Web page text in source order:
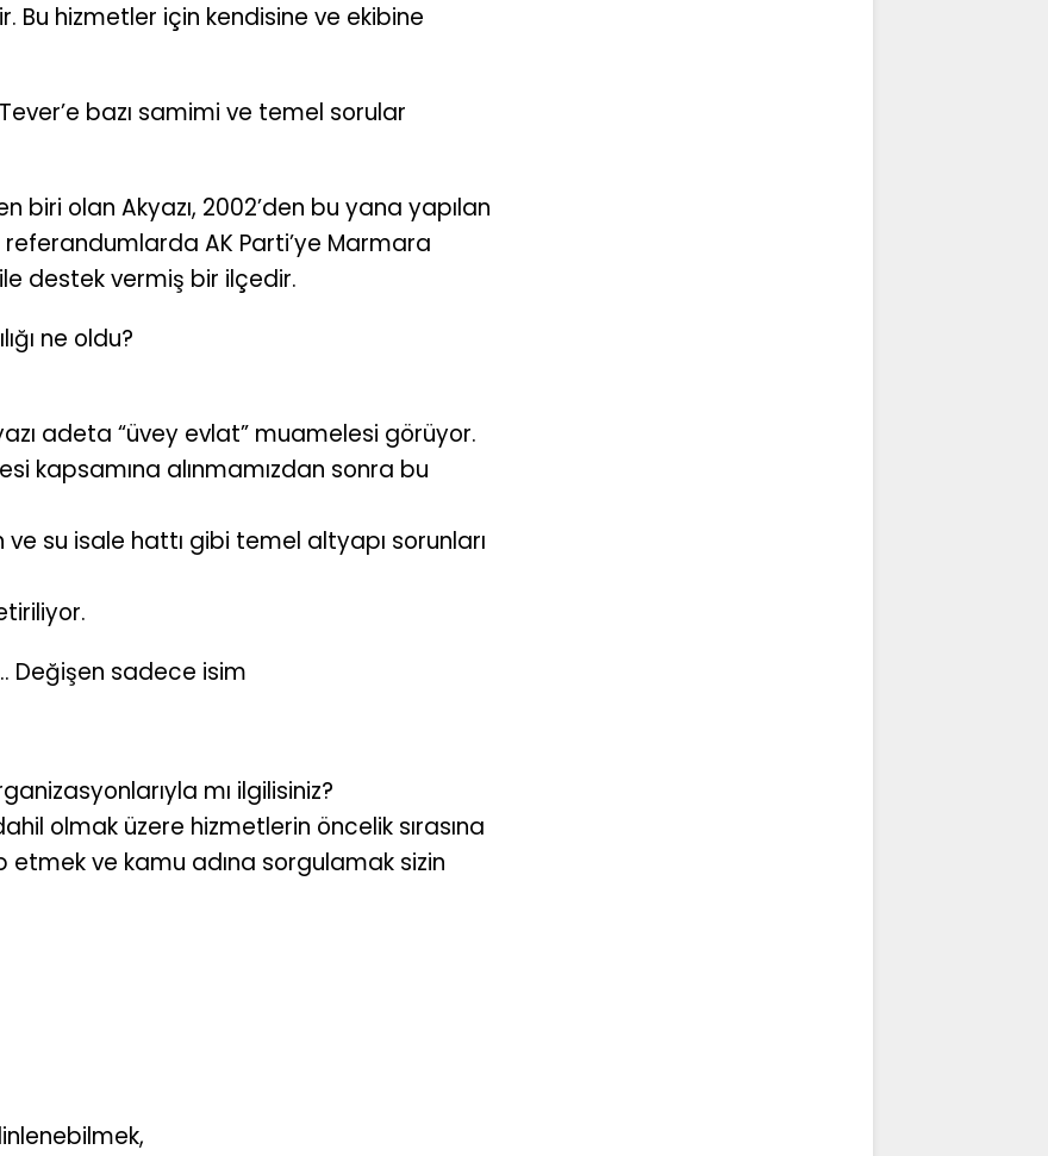
Bu hizmetler için kendisine ve ekibine
bazı samimi ve temel sorular
biri olan Akyazı, 2002’den bu yana yapılan
AK Parti’ye Marmara
destek vermiş bir ilçedir.
ne oldu?
adeta “üvey evlat” muamelesi görüyor.
kapsamına alınmamızdan sonra bu
su isale hattı gibi temel altyapı sorunları
Değişen sadece isim
mı ilgilisiniz?
olmak üzere hizmetlerin öncelik sırasına
etmek ve kamu adına sorgulamak sizin